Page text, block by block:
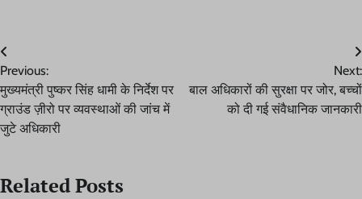
Post
navigation
Previous:
मुख्यमंत्री पुष्कर सिंह धामी के निर्देश पर
ग्राउंड ज़ीरो पर व्यवस्थाओं की जांच में
जुटे अधिकारी
Next:
बाल अधिकारों की सुरक्षा पर जोर, बच्चों
को दी गई संवैधानिक जानकारी
Related Posts